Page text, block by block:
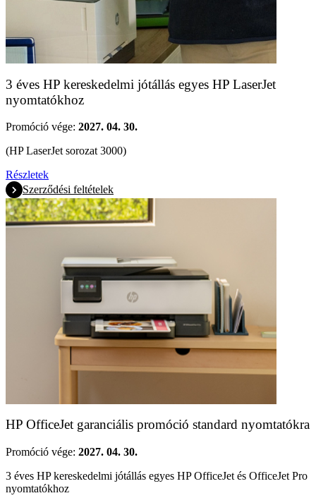
3 éves HP kereskedelmi jótállás egyes HP LaserJet
nyomtatókhoz
Promóció vége: 2027. 04. 30.
(HP LaserJet sorozat 3000)
Részletek
Szerződési feltételek
HP OfficeJet garanciális promóció standard nyomtatókra
Promóció vége: 2027. 04. 30.
3 éves HP kereskedelmi jótállás egyes HP OfficeJet és OfficeJet Pro
nyomtatókhoz